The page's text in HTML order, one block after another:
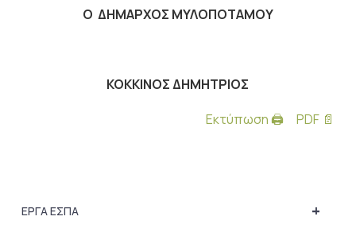
Ο ΔΗΜΑΡΧΟΣ ΜΥΛΟΠΟΤΑΜΟΥ
ΚΟΚΚΙΝΟΣ ΔΗΜΗΤΡΙΟΣ
Εκτύπωση 🖨
PDF 📄
+
ΕΡΓΑ ΕΣΠΑ